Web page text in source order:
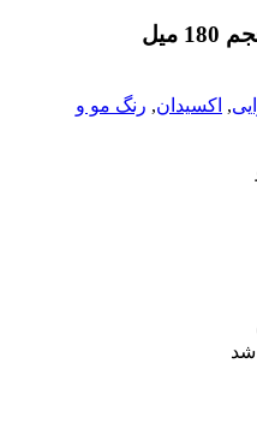
اکسیدان, رنگ مو و